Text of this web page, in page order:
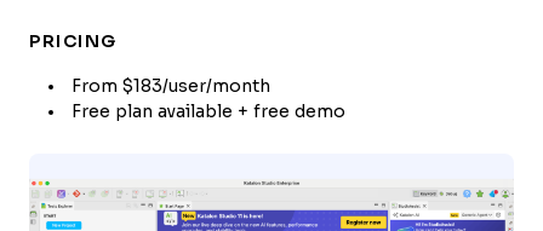
PRICING
From $183/user/month
Free plan available + free demo